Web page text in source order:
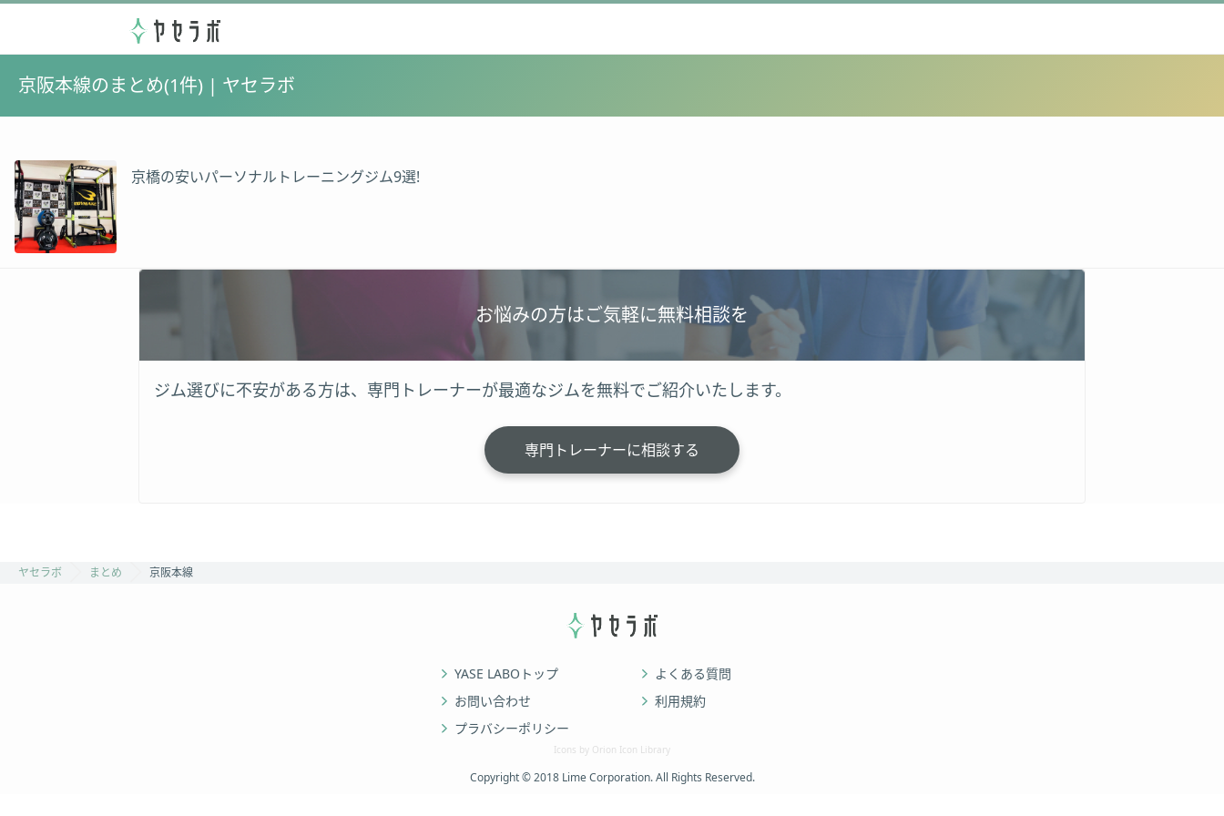
京阪本線のまとめ(1件) | ヤセラボ
京橋の安いパーソナルトレーニングジム9選!
お悩みの方はご気軽に無料相談を
ジム選びに不安がある方は、専門トレーナーが最適なジムを無料でご紹介いたします。
専門トレーナーに相談する
ヤセラボ まとめ 京阪本線
YASE LABOトップ
よくある質問
お問い合わせ
利用規約
プラバシーポリシー
Icons by Orion Icon Library
Copyright © 2018 Lime Corporation. All Rights Reserved.